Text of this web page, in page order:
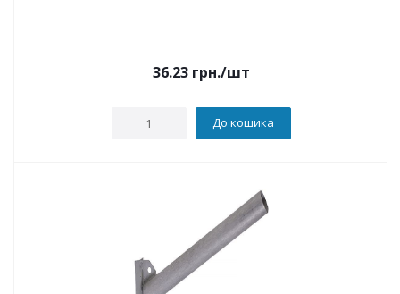
36.23грн./шт
До кошика